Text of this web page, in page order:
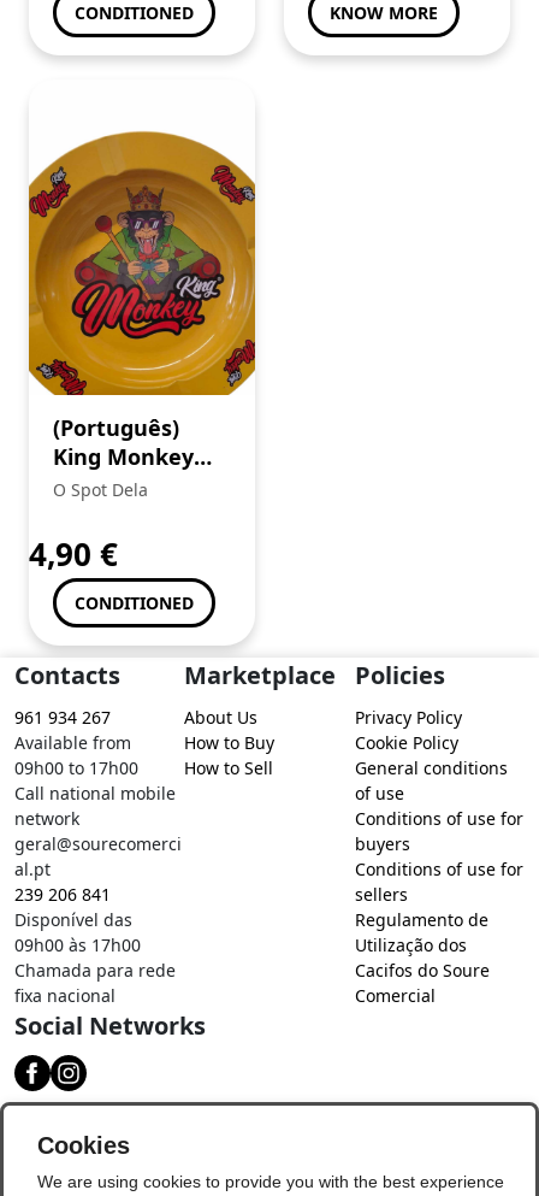
CONDITIONED KNOW MORE
(Português)
King Monkey
Cinzeiro (1) +
Brown
O Spot Dela
4,90 €
CONDITIONED
Contacts
961 934 267
Available from
09h00 to 17h00
Call national mobile
network
geral@sourecomerci
al.pt
239 206 841
Disponível das
09h00 às 17h00
Chamada para rede
fixa nacional
Marketplace
About Us
How to Buy
How to Sell
Policies
Privacy Policy
Cookie Policy
General conditions
of use
Conditions of use for
buyers
Conditions of use for
sellers
Regulamento de
Utilização dos
Cacifos do Soure
Comercial
Social Networks
Cookies
We are using cookies to provide you with the best experience